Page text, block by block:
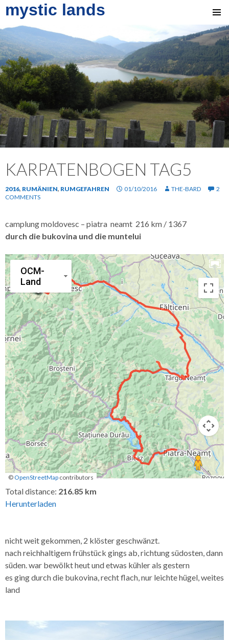
mystic lands
SKIP
TO
CONTENT
KARPATENBOGEN TAG5
2016, RUMÄNIEN, RUMGEFAHREN 01/10/2016 THE-BARD
2
COMMENTS
camplung moldovesc – piatra neamt 216 km / 1367
durch die bukovina und die muntelui
OCM-
Land
Keyboard shortcuts
© OpenStreetMap contributors
Total distance: 216.85 km
Herunterladen
nicht weit gekommen, 2 klöster geschwänzt.
nach reichhaltigem frühstück gings ab, richtung südosten, dann
süden. war bewölkt heut und etwas kühler als gestern
es ging durch die bukovina, recht flach, nur leichte hügel, weites
land